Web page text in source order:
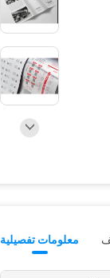
معلومات تفصيلية